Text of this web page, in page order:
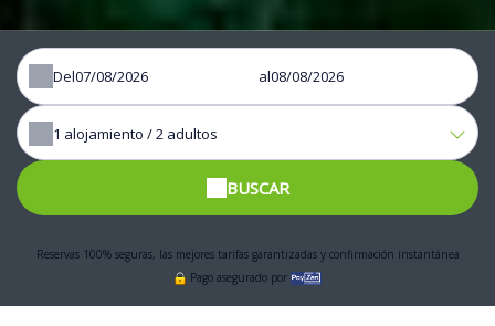
Del al
1 alojamiento /2 adultos
BUSCAR
Reservas 100% seguras, las mejores tarifas garantizadas y confirmación instantánea
Pago asegurado por